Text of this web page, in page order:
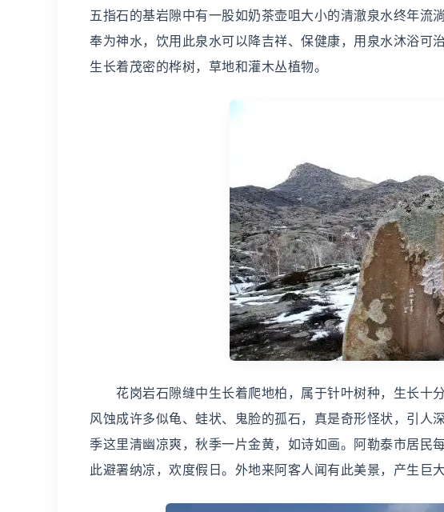
五指石的基岩隙中有一股如奶茶壶咀大小的清澈泉水终年流
奉为神水，饮用此泉水可以降吉祥、保健康，用泉水沐浴可
生长着茂密的桦树，草地和灌木丛植物。
花岗岩石隙缝中生长着爬地柏，属于针叶树种，生长十
风蚀成许多似龟、蛙状、鬼脸的孤石，真是奇形怪状，引人
季这里清幽凉爽，秋季一片金黄，如诗如画。阿勒泰市居民
此避署纳凉，欢度假日。外地来阿客人闻有此美景，产生巨